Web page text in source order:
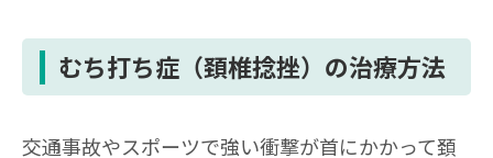
むち打ち症（頚椎捻挫）の治療方法
交通事故やスポーツで強い衝撃が首にかかって頚